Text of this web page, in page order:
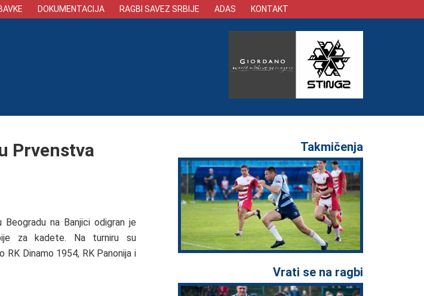
DOKUMENTACIJA RAGBI SAVEZ SRBIJE ADAS KONTAKT
Prvenstva
Beogradu na Banjici odigran je
za kadete. Na turniru su
Dinamo 1954, RK Panonija i
Takmičenja
Vrati se na ragbi